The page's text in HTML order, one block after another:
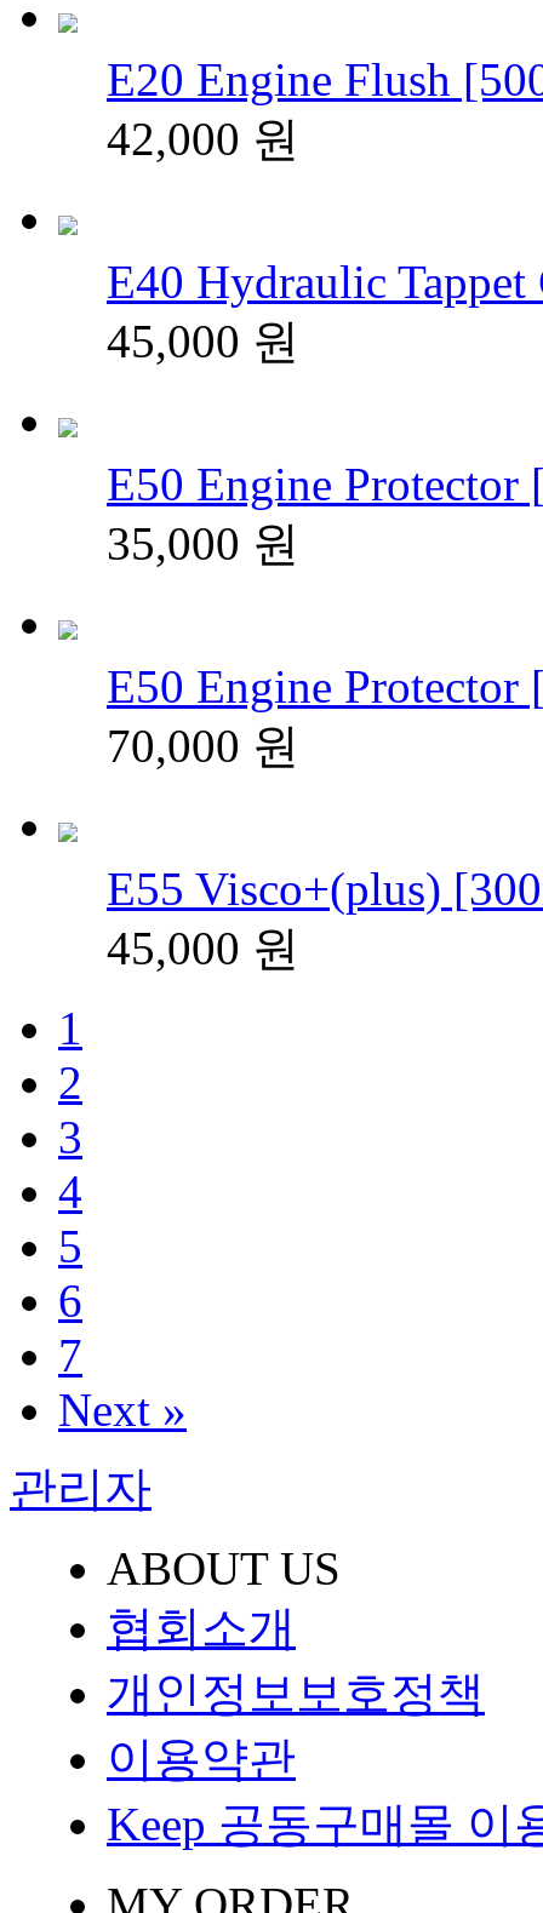
E20 Engine Flush
42,000 원
E40 Hydraulic
45,000 원
E50 Engine Protector
35,000 원
E50 Engine Protector
70,000 원
E55 Visco+(plus)
45,000 원
1
2
3
4
5
6
7
Next »
관리자
ABOUT US
협회소개
개인정보보호정책
이용약관
Keep 공동구매몰 이